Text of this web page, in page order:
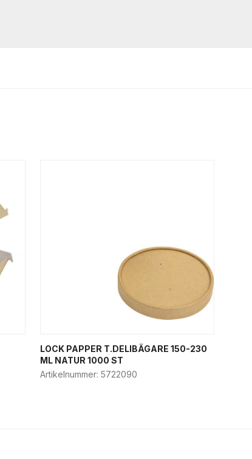
LOCK PAPPER T.DELIBÄGARE 150-230
ML NATUR 1000 ST
Artikelnummer: 5722090